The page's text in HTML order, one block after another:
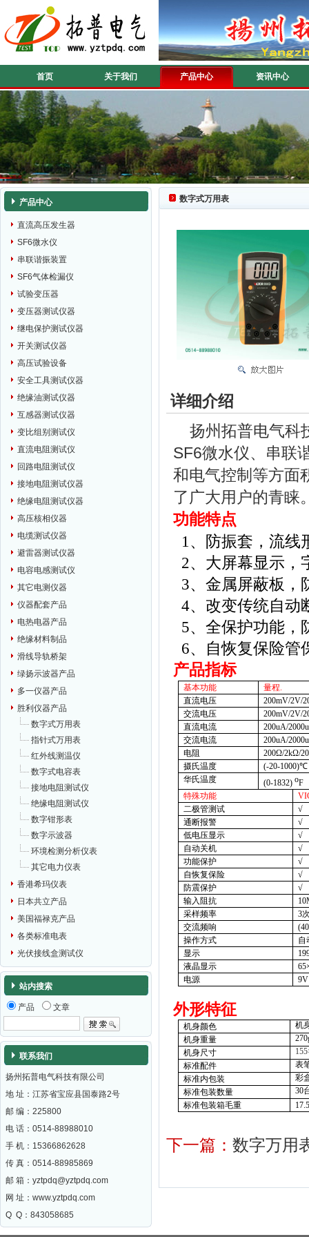
首页 关于我们 产品中心 资讯中心
产品中心
直流高压发生器
SF6微水仪
串联谐振装置
SF6气体检漏仪
试验变压器
变压器测试仪器
继电保护测试仪器
开关测试仪器
高压试验设备
安全工具测试仪器
绝缘油测试仪器
互感器测试仪器
变比组别测试仪
直流电阻测试仪
回路电阻测试仪
接地电阻测试仪器
绝缘电阻测试仪器
高压核相仪器
电缆测试仪器
避雷器测试仪器
电容电感测试仪
其它电测仪器
仪器配套产品
电热电器产品
绝缘材料制品
滑线导轨桥架
绿扬示波器产品
多一仪器产品
胜利仪器产品
数字式万用表
指针式万用表
红外线测温仪
数字式电容表
接地电阻测试仪
绝缘电阻测试仪
数字钳形表
数字示波器
环境检测分析仪表
其它电力仪表
香港希玛仪表
日本共立产品
美国福禄克产品
各类标准电表
光伏接线盒测试仪
站内搜索
产品 文章
联系我们
扬州拓普电气科技有限公司
地 址：江苏省宝应县国泰路2号
邮 编： 225800
电 话：0514-88988010
手 机：15366862628
传 真：0514-88985869
邮 箱： yztpdq@yztpdq.com
网 址： www.yztpdq.com
Q Q：843058685
数字式万用表
详细介绍
扬州拓普电气科
SF6微水仪、串联
和电气控制等方面
了广大用户的青睐
功能特点
1 、防振套，流线
2、大屏幕显示，
3、金属屏蔽板，
4、改变传统自动
5、全保护功能，
6、自恢复保险管
产品指标
基本功能 量程
直流电压
200mV/2V/
交流电压
200mV/2V/
直流电流
200uA/
交流电流
200uA/
电阻
200Ω/2kΩ/
摄氏温度
(-20-1000)℃
华氏温度
(0-1832) oF
特殊功能
二极管测试
√
通断报警
√
低电压显示
√
自动关机
√
功能保护
√
自恢复保险
√
防震保护
√
输入阻抗
采样频率
3
交流频响
操作方式
自
显示
液晶显示
65
电源
9V
外形特征
机身颜色
机
机身重量
机身尺寸
155
标准配件
表
标准内包装
彩
标准包装数量
30
标准包装箱毛重
下一篇： 数字万用